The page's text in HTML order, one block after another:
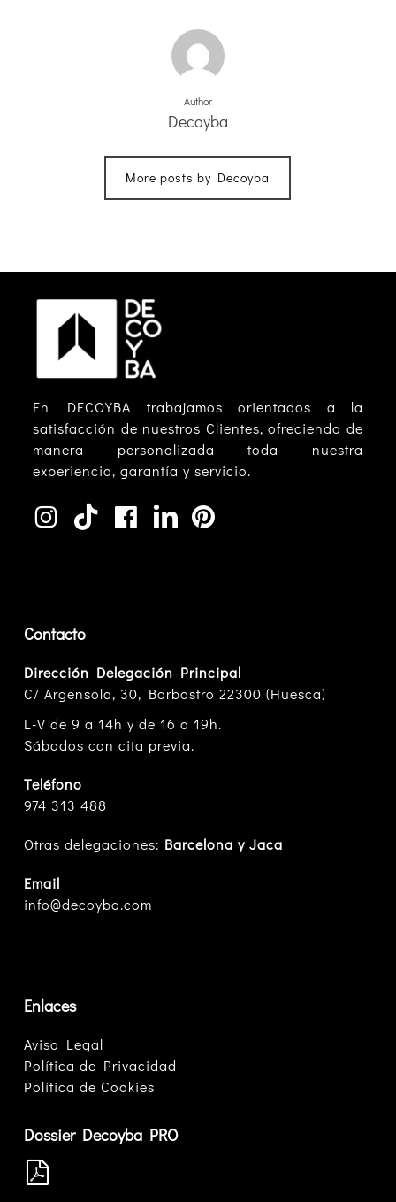
Author
Decoyba
More posts by Decoyba
En DECOYBA trabajamos orientados a la
satisfacción de nuestros Clientes, ofreciendo de
manera personalizada toda nuestra
experiencia, garantía y servicio.
Contacto
Dirección Delegación Principal
C/ Argensola, 30, Barbastro 22300 (Huesca)
L-V de 9 a 14h y de 16 a 19h.
Sábados con cita previa.
Teléfono
974 313 488
Otras delegaciones: Barcelona y Jaca
Email
info@decoyba.com
Enlaces
Aviso Legal
Política de Privacidad
Política de Cookies
Dossier Decoyba PRO